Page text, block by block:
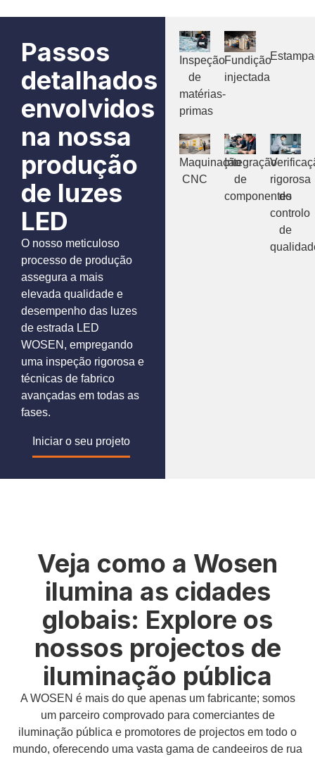
Passos
detalhados
envolvidos
na nossa
produção
de luzes
LED
O nosso meticuloso
processo de produção
assegura a mais
elevada qualidade e
desempenho das luzes
de estrada LED
WOSEN, empregando
uma inspeção rigorosa e
técnicas de fabrico
avançadas em todas as
fases.
Iniciar o seu projeto
Inspeção
de
matérias-
primas
Fundição
injectada
Maquinação
CNC
Integração
de
componentes
rigorosa
do
controlo
de
Veja como a Wosen
ilumina as cidades
globais: Explore os
nossos projectos de
iluminação pública
A WOSEN é mais do que apenas um fabricante; somos
um parceiro comprovado para comerciantes de
iluminação pública e promotores de projectos em todo o
mundo, oferecendo uma vasta gama de candeeiros de rua